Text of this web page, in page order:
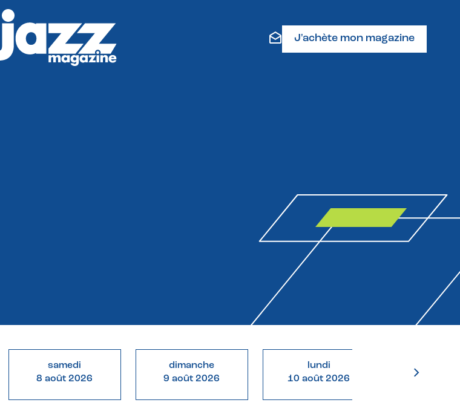
J'achète mon magazine
samedi
8 août 2026
dimanche
9 août 2026
lundi
10 août 2026
11 août